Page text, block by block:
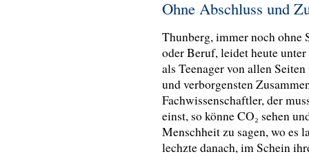
Ohne Abschluss und
Thunberg, immer noch ohne
oder Beruf, leidet heute
als Teenager von allen
und verborgensten
Fachwissenschaftler, der
einst, so könne CO₂ sehen
Menschheit zu sagen, wo es
lechzte danach, im Schein